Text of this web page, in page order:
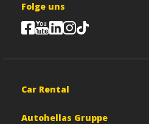
Folge uns
Car Rental
Autohellas Gruppe